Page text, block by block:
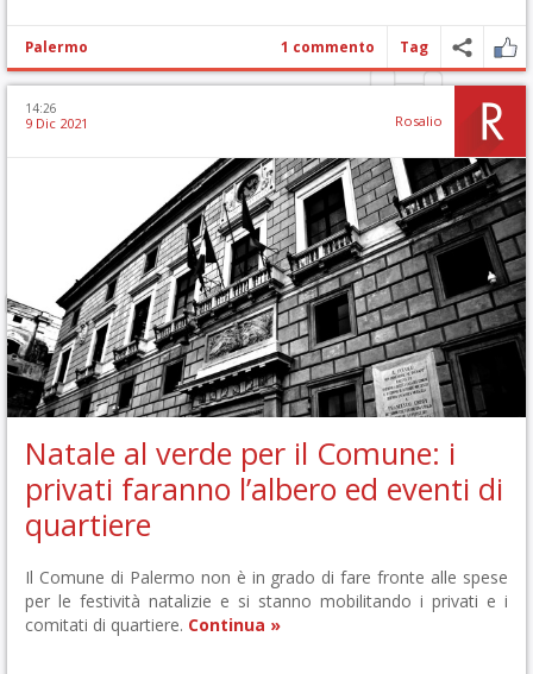
Palermo 1 commento Tag
14:26
9 Dic 2021 Rosalio
Natale al verde per il Comune: i
privati faranno l’albero ed eventi di
quartiere
Il Comune di Palermo non è in grado di fare fronte alle spese
per le festività natalizie e si stanno mobilitando i privati e i
comitati di quartiere. Continua »